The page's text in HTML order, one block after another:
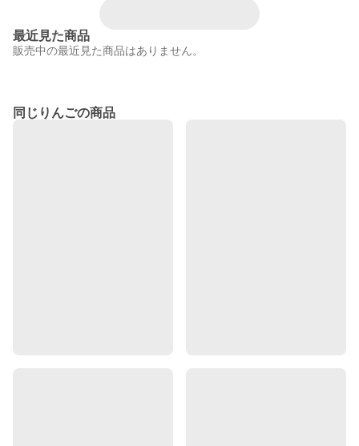
最近見た商品
販売中の最近見た商品はありません。
同じりんごの商品